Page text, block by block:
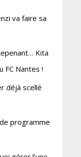
va faire sa
Kita
FC Nantes !
déjà scellé
programme